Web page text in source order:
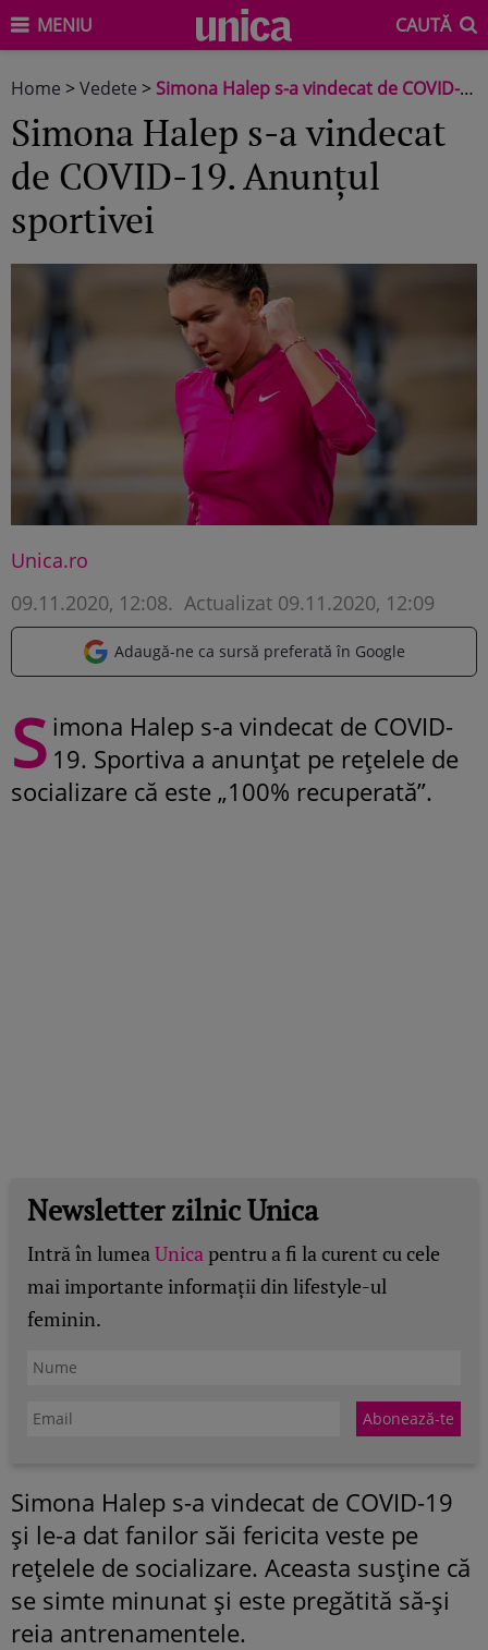
MENIU CAUTĂ
Home >Vedete > Simona Halep s-a vindecat de COVID-19. Anunțul sportivei
Simona Halep s-a vindecat
de COVID-19. Anunțul
sportivei
Unica.ro
09.11.2020, 12:08. Actualizat 09.11.2020, 12:09
Adaugă-ne ca sursă preferată în Google
S imona Halep s-a vindecat de COVID-
19. Sportiva a anunțat pe rețelele de
socializare că este „100% recuperată”.
Newsletter zilnic Unica
Intră în lumeaUnicapentru a fi la curent cu cele
mai importante informații din lifestyle-ul
feminin.
Simona Halep s-a vindecat de COVID-19
și le-a dat fanilor săi fericita veste pe
rețelele de socializare. Aceasta susține că
se simte minunat și este pregătită să-și
reia antrenamentele.